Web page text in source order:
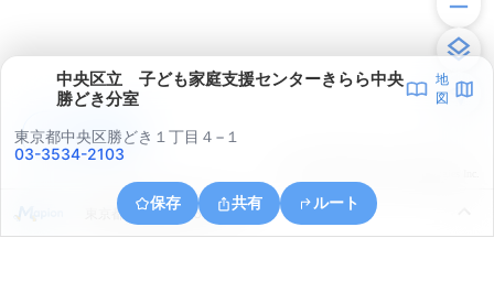
中央区立 子ども家庭支援センターきらら中央
勝どき分室
地
図
東京都中央区勝どき１丁目４−１
03-3534-2103
保存 共有 ルート
東京都江東区豊洲６丁目６
アプリで見る